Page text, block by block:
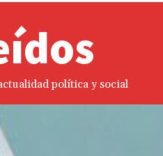
política y social